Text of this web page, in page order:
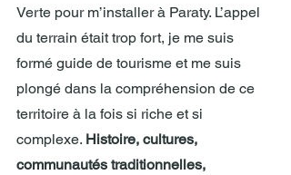
Verte pour m’installer à Paraty. L’appel
du terrain était trop fort, je me suis
formé guide de tourisme et me suis
plongé dans la compréhension de ce
territoire à la fois si riche et si
complexe. Histoire, cultures,
communautés traditionnelles,